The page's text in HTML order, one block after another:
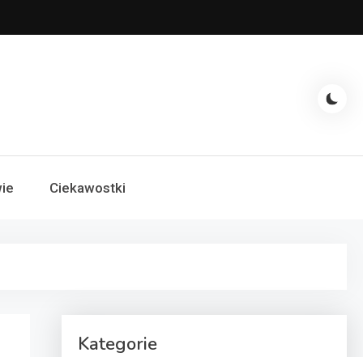
Ciekawostki
Kategorie